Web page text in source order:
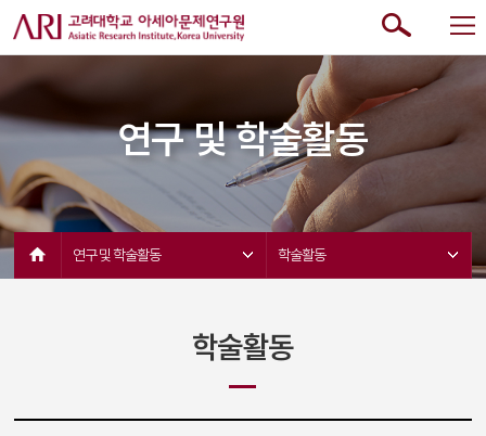
연구 및 학술활동
연구 및 학술활동 학술활동
학술활동